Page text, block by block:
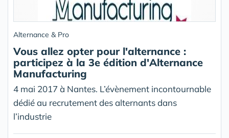
Alternance & Pro
Vous allez opter pour l'alternance :
participez à la 3e édition d'Alternance
Manufacturing
4 mai 2017 à Nantes. L’évènement incontournable
dédié au recrutement des alternants dans
l’industrie